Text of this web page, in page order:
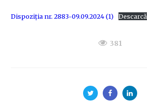
Dispoziția nr. 2883-09.09.2024 (1) Descarcă
381